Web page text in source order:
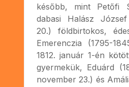
később, mint Petőfi
dabasi Halász
20.) földbirtokos,
Emerenczia (1795-
1812. január 1-én
gyermekük, Eduárd
november 23.) és